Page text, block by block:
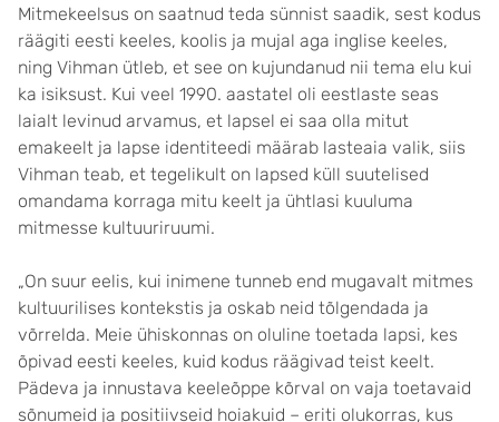
Mitmekeelsus on saatnud teda sünnist saadik, sest kodus
räägiti eesti keeles, koolis ja mujal aga inglise keeles,
ning Vihman ütleb, et see on kujundanud nii tema elu kui
ka isiksust. Kui veel 1990. aastatel oli eestlaste seas
laialt levinud arvamus, et lapsel ei saa olla mitut
emakeelt ja lapse identiteedi määrab lasteaia valik, siis
Vihman teab, et tegelikult on lapsed küll suutelised
omandama korraga mitu keelt ja ühtlasi kuuluma
mitmesse kultuuriruumi.
„On suur eelis, kui inimene tunneb end mugavalt mitmes
kultuurilises kontekstis ja oskab neid tõlgendada ja
võrrelda. Meie ühiskonnas on oluline toetada lapsi, kes
õpivad eesti keeles, kuid kodus räägivad teist keelt.
Pädeva ja innustava keeleõppe kõrval on vaja toetavaid
sõnumeid ja positiivseid hoiakuid – eriti olukorras, kus